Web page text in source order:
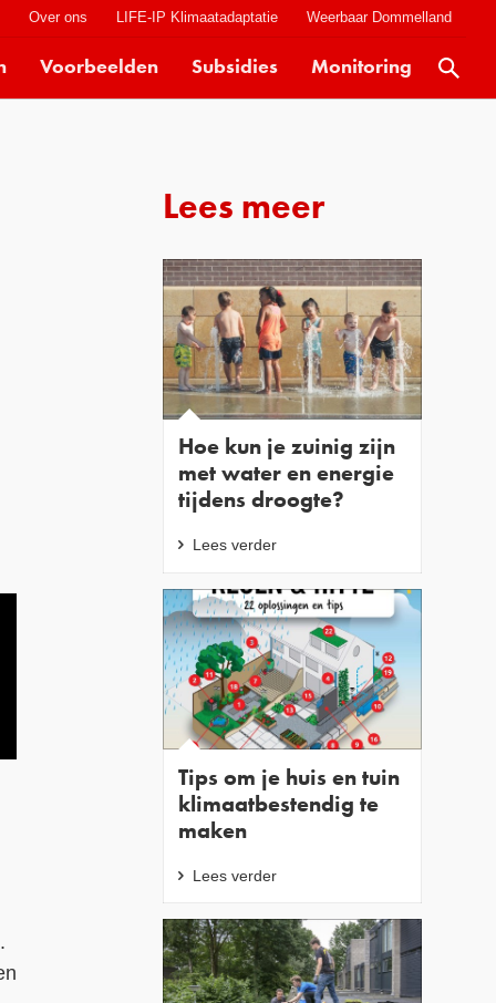
Over ons LIFE-IP Klimaatadaptatie Weerbaar Dommelland
Voorbeelden Subsidies Monitoring
Lees meer
Hoe kun je zuinig zijn
met water en energie
tijdens droogte?
Lees verder
Tips om je huis en tuin
klimaatbestendig te
maken
Lees verder
Kennisdossiers
Hulpmiddelen
Voorbeelden
Subsidies
Monitoring
Contact
LIFE-IP Klimaatadaptatie
Weerbaar Dommelland